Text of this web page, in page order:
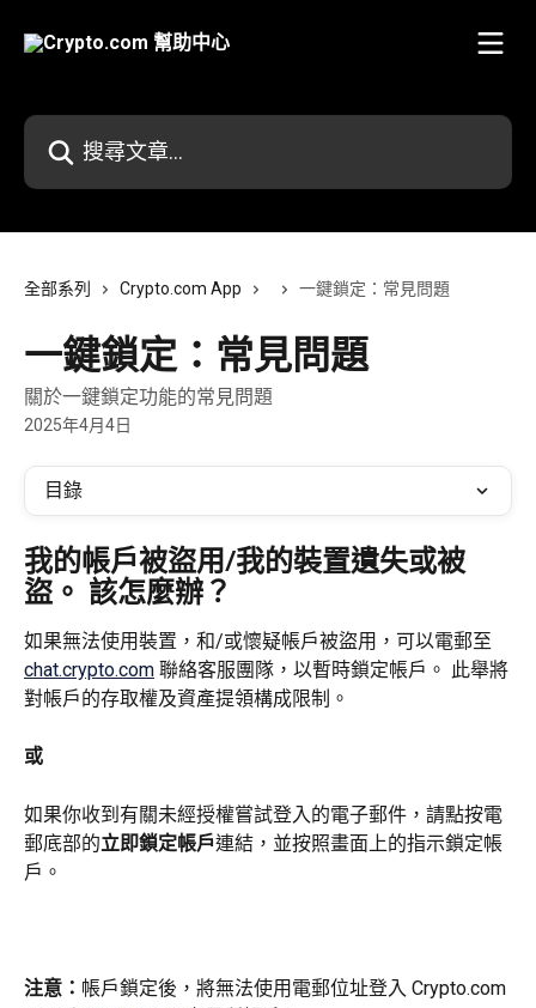
搜尋文章…
全部系列 Crypto.com App 一鍵鎖定：常見問題
一鍵鎖定：常見問題
關於一鍵鎖定功能的常見問題
2025年4月4日
目錄
我的帳戶被盜用/我的裝置遺失或被
盜。 該怎麼辦？
如果無法使用裝置，和/或懷疑帳戶被盜用，可以電郵至
chat.crypto.com 聯絡客服團隊，以暫時鎖定帳戶。 此舉將
對帳戶的存取權及資產提領構成限制。
或
如果你收到有關未經授權嘗試登入的電子郵件，請點按電
郵底部的立即鎖定帳戶連結，並按照畫面上的指示鎖定帳
戶。
注意： 帳戶鎖定後，將無法使用電郵位址登入 Crypto.com